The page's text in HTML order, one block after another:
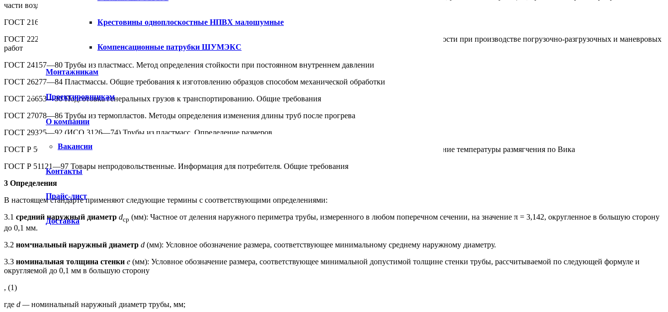
Крестовины одноплоскостные НПВХ малошумные
Компенсационные патрубки ШУМЭКС
Монтажникам
Проектировщикам
О компании
Вакансии
Контакты
Прайс-лист
Доставка
части воздействия климатических факторов внешней среды
ГОСТ 21650—76 Средства скрепления тарно-штучных грузов в транспортных пакетах. Общие требования
ГОСТ 22235—76 Вагоны грузовые магистральных железных дорог колеи 1520 мм. Общие требования по обеспечению сохранности при производстве погрузочно-разгрузочных и маневровых
работ
ГОСТ 24157—80 Трубы из пластмасс. Метод определения стойкости при постоянном внутреннем давлении
ГОСТ 26277—84 Пластмассы. Общие требования к изготовлению образцов способом механической обработки
ГОСТ 26653—90 Подготовка генеральных грузов к транспортированию. Общие требования
ГОСТ 27078—86 Трубы из термопластов. Методы определения изменения длины труб после прогрева
ГОСТ 29325—92 (ИСО 3126—74) Трубы из пластмасс. Определение размеров
ГОСТ Р 50825—95 (ИСО 2507—72) Трубы и детали соединительные из непластифицированного поливинилхлорида. Определение температуры размягчения по Вика
ГОСТ Р 51121—97 Товары непродовольственные. Информация для потребителя. Общие требования
3 Определения
В настоящем стандарте применяют следующие термины с соответствующими определениями:
3.1 средний наружный диаметр dср (мм): Частное от деления наружного периметра трубы, измеренного в любом поперечном сечении, на значение π = 3,142, округленное в большую сторону
до 0,1 мм.
3.2 номинальный наружный диаметр d (мм): Условное обозначение размера, соответствующее минимальному среднему наружному диаметру.
3.3 номинальная толщина стенки е (мм): Условное обозначение размера, соответствующее минимальной допустимой толщине стенки трубы, рассчитываемой по следующей формуле и
округляемой до 0,1 мм в большую сторону
, (1)
где d —номинальный наружный диаметр трубы, мм;